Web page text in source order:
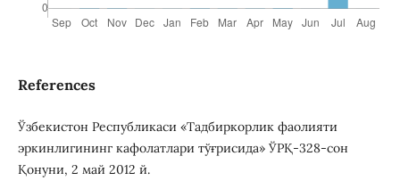
References
Ўзбекистон Республикаси «Тадбиркорлик фаолияти
эркинлигининг кафолатлари тўғрисида» ЎРҚ-328-сон
Қонуни, 2 май 2012 й.